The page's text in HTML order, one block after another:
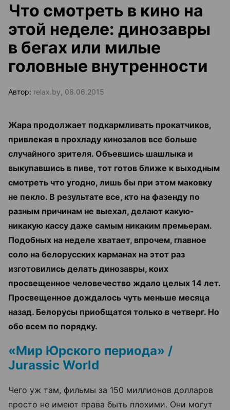
Что смотреть в кино на
этой неделе: динозавры
в бегах или милые
головные внутренности
Автор: relax.by, 08.06.2015
Жара продолжает подкармливать прокатчиков,
привлекая в прохладу кинозалов все больше
случайного зрителя. Объевшись шашлыка и
выкупавшись в пиве, тот готов ближе к выходным
смотреть что угодно, лишь бы при этом маковку
не пекло. В результате все, кто на фазенду по
разным причинам не выехал, делают какую-
никакую кассу даже самым никаким премьерам.
Подобных на неделе хватает, впрочем, главное
соло на белорусских карманах на этот раз
изготовились делать динозавры, коих
просвещенное человечество ждало целых 14 лет.
Просвещенное дождалось чуть меньше месяца
назад. Белорусы приобщатся только в четверг. Но
обо всем по порядку.
«Мир Юрского периода» /
Jurassic World
Чего уж там, фильмы за 150 миллионов долларов
просто не имеют права быть плохими. Они могут